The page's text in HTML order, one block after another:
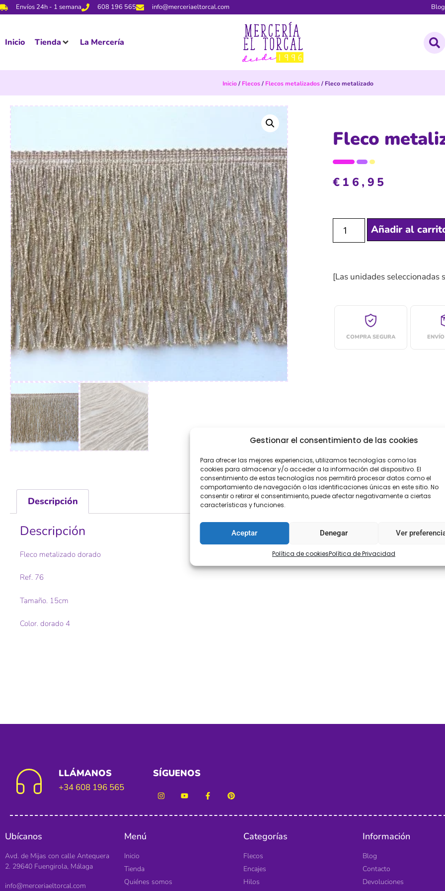
Gestionar el consentimiento de las cookies
Para ofrecer las mejores experiencias, utilizamos tecnologías como las
cookies para almacenar y/o acceder a la información del dispositivo. El
consentimiento de estas tecnologías nos permitirá procesar datos como el
comportamiento de navegación o las identificaciones únicas en este sitio. No
consentir o retirar el consentimiento, puede afectar negativamente a ciertas
características y funciones.
Aceptar Denegar Ver
Política de cookiesPolítica de Privacidad
Envíos 24h - 1 semana 608 196 565 info@merceriaeltorcal.com Blog
Inicio Tienda La Mercería
Inicio/ Flecos/ Flecos metalizados/ Fleco metalizado
Fleco
€ 16,95
Añadir al
[Las unidades seleccionadas
COMPRA SEGURA
Descripción
Descripción
Fleco metalizado dorado
Ref. 76
Tamaño. 15cm
Color. dorado 4
LLÁMANOS
+34 608 196 565
SÍGUENOS
Ubícanos
Avd. de Mijas con calle Antequera
2. 29640 Fuengirola, Málaga
info@merceriaeltorcal.com
Menú
Inicio
Tienda
Quiénes somos
Categorías
Flecos
Encajes
Hilos
Información
Blog
Contacto
Devoluciones